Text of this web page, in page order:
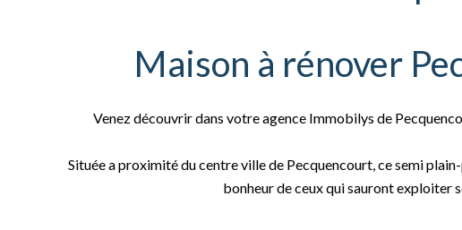
Maison à rénover
Venez découvrir dans votre agence Immobilys de
Située a proximité du centre ville de Pecquencourt, ce semi
bonheur de ceux qui sauront exploiter